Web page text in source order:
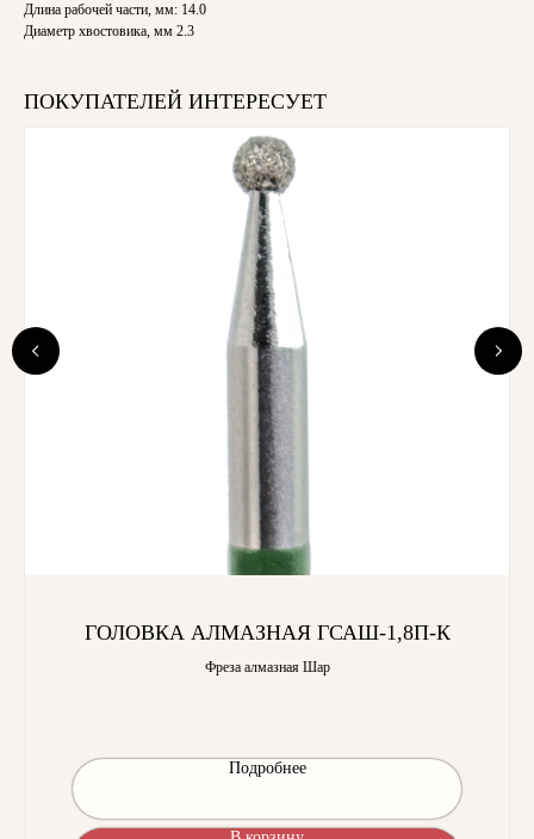
Длина рабочей части, мм: 14.0
Диаметр хвостовика, мм 2.3
ПОКУПАТЕЛЕЙ ИНТЕРЕСУЕТ
ГОЛОВКА АЛМАЗНАЯ ГСАШ-1,8П-К
Фреза алмазная Шар
Подробнее